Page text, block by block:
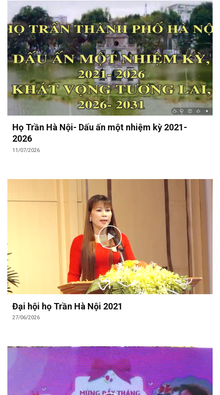
Họ Trần Hà Nội- Dấu ấn một nhiệm kỳ 2021-
2026
11/07/2026
Đại hội họ Trần Hà Nội 2021
27/06/2026